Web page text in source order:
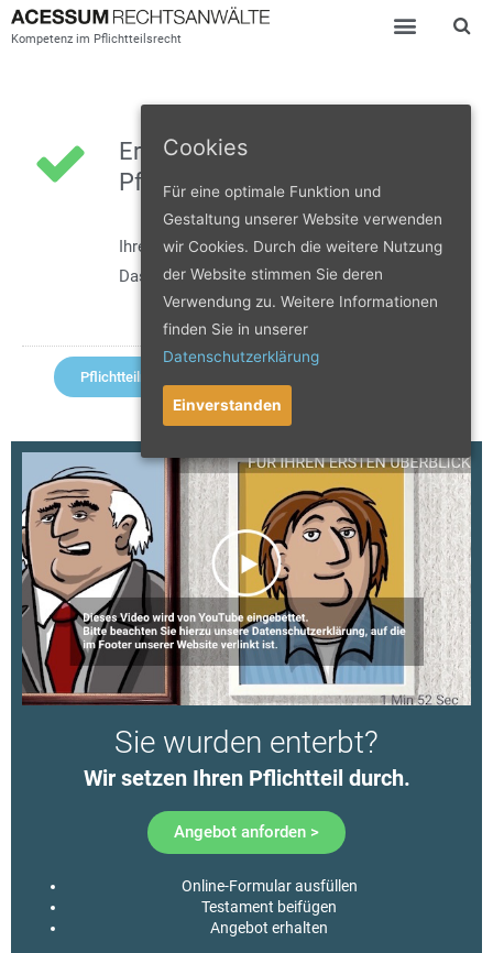
Kompetenz im Pflichtteilsrecht
Ergebnis des
Pflichtteilrechners:
Ihre Pflichtteilsquote beträgt:1/10
Das entspricht10 %.
Pflichtteilrechner neu starten
Sie wurden enterbt?
Wir setzen Ihren Pflichtteil durch.​
Angebot anforden >
Online-Formular ausfüllen
Testament beifügen
Angebot erhalten
Cookies
Für eine optimale Funktion und
Gestaltung unserer Website verwenden
wir Cookies. Durch die weitere Nutzung
der Website stimmen Sie deren
Verwendung zu. Weitere Informationen
finden Sie in unserer
Datenschutzerklärung
Einverstanden